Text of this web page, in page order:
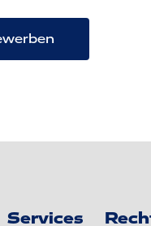
Services